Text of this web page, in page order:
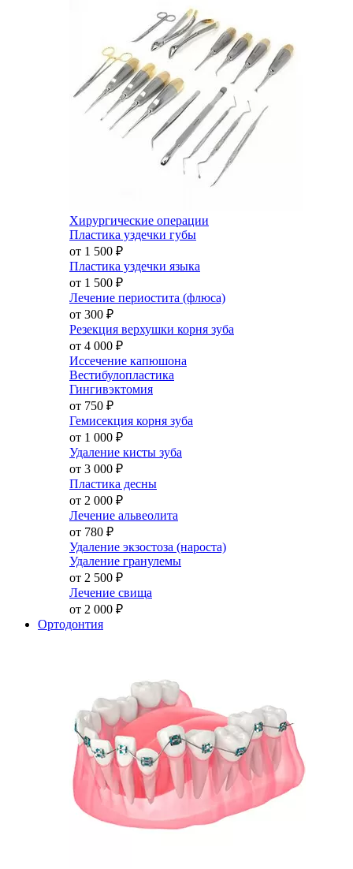
Хирургические операции
Пластика уздечки губы
от 1 500 ₽
Пластика уздечки языка
от 1 500 ₽
Лечение периостита (флюса)
от 300 ₽
Резекция верхушки корня зуба
от 4 000 ₽
Иссечение капюшона
Вестибулопластика
Гингивэктомия
от 750 ₽
Гемисекция корня зуба
от 1 000 ₽
Удаление кисты зуба
от 3 000 ₽
Пластика десны
от 2 000 ₽
Лечение альвеолита
от 780 ₽
Удаление экзостоза (нароста)
Удаление гранулемы
от 2 500 ₽
Лечение свища
от 2 000 ₽
Ортодонтия